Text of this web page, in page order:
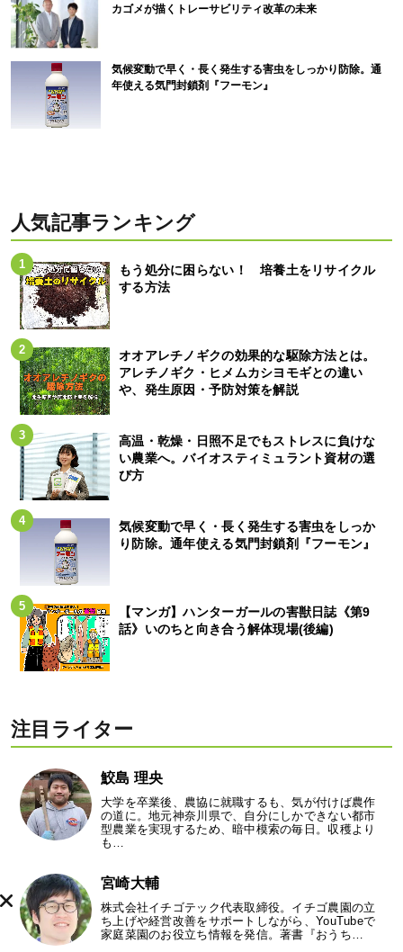
カゴメが描くトレーサビリティ改革の未来
気候変動で早く・長く発生する害虫をしっかり防除。通
年使える気門封鎖剤『フーモン』
人気記事ランキング
もう処分に困らない！ 培養土をリサイクル
する方法
オオアレチノギクの効果的な駆除方法とは。
アレチノギク・ヒメムカシヨモギとの違い
や、発生原因・予防対策を解説
高温・乾燥・日照不足でもストレスに負けな
い農業へ。バイオスティミュラント資材の選
び方
気候変動で早く・長く発生する害虫をしっか
り防除。通年使える気門封鎖剤『フーモン』
【マンガ】ハンターガールの害獣日誌《第9
話》いのちと向き合う解体現場(後編)
注目ライター
鮫島 理央
大学を卒業後、農協に就職するも、気が付けば農作
の道に。地元神奈川県で、自分にしかできない都市
型農業を実現するため、暗中模索の毎日。収穫より
も…
宮崎大輔
株式会社イチゴテック代表取締役。イチゴ農園の立
ち上げや経営改善をサポートしながら、YouTubeで
家庭菜園のお役立ち情報を発信。著書『おうち…